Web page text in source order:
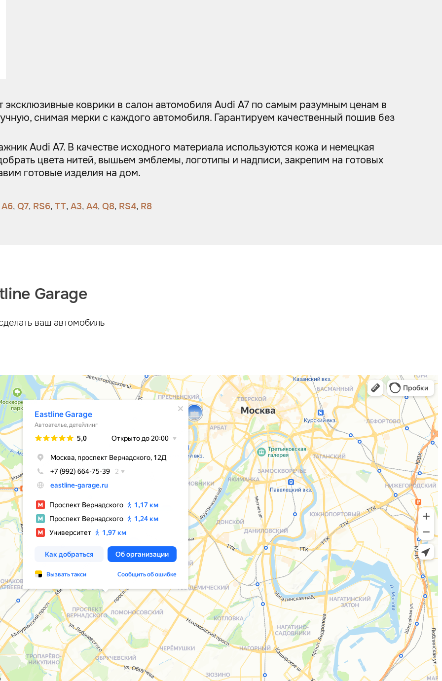
эксклюзивные коврики в салон автомобиля Audi A7 по самым разумным ценам в
снимая мерки с каждого автомобиля. Гарантируем качественный пошив без
Audi A7. В качестве исходного материала используются кожа и немецкая
цвета нитей, вышьем эмблемы, логотипы и надписи, закрепим на готовых
готовые изделия на дом.
A6, Q7, RS6, TT, A3, A4, Q8, RS4, R8
Garage
ваш автомобиль